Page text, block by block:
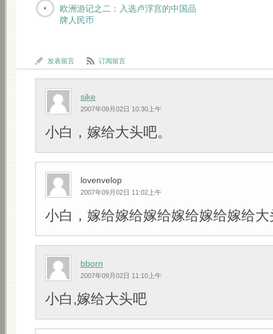
欧洲游记之二：入选卢浮宫的中国品
牌人民币
发表留言 订阅留言
sike
2007年09月02日 10:30上午
小白，嫁给大头吧。
lovenvelop
2007年09月02日 11:02上午
小白，嫁给嫁给嫁给嫁给嫁给嫁给大
bborn
2007年09月02日 11:10上午
小白,嫁给大头吧